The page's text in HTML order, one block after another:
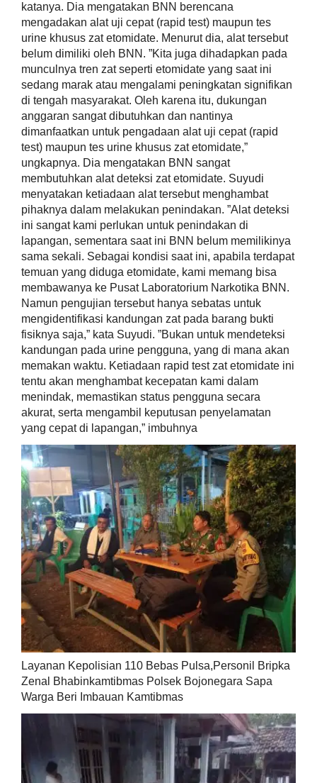
katanya. ​Dia mengatakan BNN berencana
mengadakan alat uji cepat (rapid test) maupun tes
urine khusus zat etomidate. Menurut dia, alat tersebut
belum dimiliki oleh BNN. ​”Kita juga dihadapkan pada
munculnya tren zat seperti etomidate yang saat ini
sedang marak atau mengalami peningkatan signifikan
di tengah masyarakat. Oleh karena itu, dukungan
anggaran sangat dibutuhkan dan nantinya
dimanfaatkan untuk pengadaan alat uji cepat (rapid
test) maupun tes urine khusus zat etomidate,”
ungkapnya. ​Dia mengatakan BNN sangat
membutuhkan alat deteksi zat etomidate. Suyudi
menyatakan ketiadaan alat tersebut menghambat
pihaknya dalam melakukan penindakan. ​”Alat deteksi
ini sangat kami perlukan untuk penindakan di
lapangan, sementara saat ini BNN belum memilikinya
sama sekali. Sebagai kondisi saat ini, apabila terdapat
temuan yang diduga etomidate, kami memang bisa
membawanya ke Pusat Laboratorium Narkotika BNN.
Namun pengujian tersebut hanya sebatas untuk
mengidentifikasi kandungan zat pada barang bukti
fisiknya saja,” kata Suyudi. ​”Bukan untuk mendeteksi
kandungan pada urine pengguna, yang di mana akan
memakan waktu. Ketiadaan rapid test zat etomidate ini
tentu akan menghambat kecepatan kami dalam
menindak, memastikan status pengguna secara
akurat, serta mengambil keputusan penyelamatan
yang cepat di lapangan,” imbuhnya
Layanan Kepolisian 110 Bebas Pulsa,Personil Bripka
Zenal Bhabinkamtibmas Polsek Bojonegara Sapa
Warga Beri Imbauan Kamtibmas